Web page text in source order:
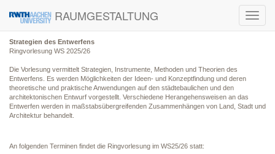
RAUMGESTALTUNG
Strategien des Entwerfens
Ringvorlesung WS 2025/26
Die Vorlesung vermittelt Strategien, Instrumente, Methoden und Theorien des
Entwerfens. Es werden Möglichkeiten der Ideen- und Konzeptfindung und deren
theoretische und praktische Anwendungen auf den städtebaulichen und den
architektonischen Entwurf vorgestellt. Verschiedene Herangehensweisen an das
Entwerfen werden in maßstabsübergreifenden Zusammenhängen von Land, Stadt und
Architektur behandelt.
An folgenden Terminen findet die Ringvorlesung im WS25/26 statt: